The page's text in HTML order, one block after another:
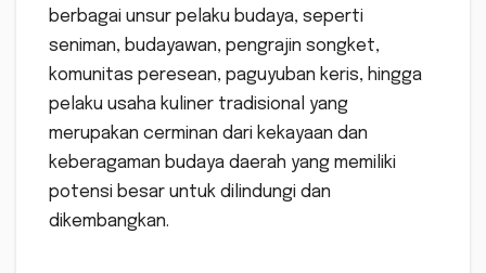
berbagai unsur pelaku budaya, seperti
seniman, budayawan, pengrajin songket,
komunitas peresean, paguyuban keris, hingga
pelaku usaha kuliner tradisional yang
merupakan cerminan dari kekayaan dan
keberagaman budaya daerah yang memiliki
potensi besar untuk dilindungi dan
dikembangkan.